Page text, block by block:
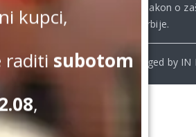
Republike Srbije, uključujući **
Zakon o
Srbije.
© Beomelody.rs. 2025. Desinged by IN
kupci,
raditisubotom
,